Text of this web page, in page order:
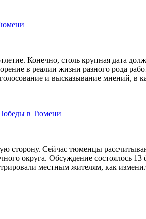
Конечно, столь крупная дата
в реалии жизни разного рода
и высказывание мнений, в
в Тюмени
сторону. Сейчас тюменцы
округа. Обсуждение состоялось
местным жителям, как